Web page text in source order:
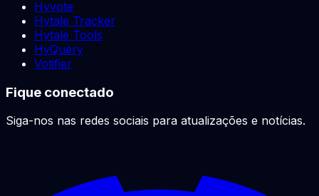
Hyvote
Hytale Tracker
Hytale Tools
HyQuery
Votifier
Fique conectado
Siga-nos nas redes sociais para atualizações e notícias.